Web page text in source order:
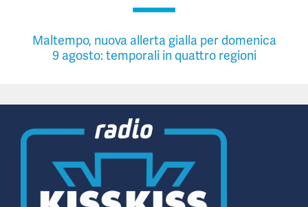
Maltempo, nuova allerta gialla per domenica
9 agosto: temporali in quattro regioni